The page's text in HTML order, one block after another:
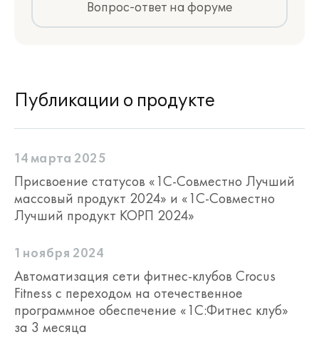
Вопрос-ответ на форуме
Публикации о продукте
14 марта 2025
Присвоение статусов «1С-Совместно Лучший
массовый продукт 2024» и «1С-Совместно
Лучший продукт КОРП 2024»
1 ноября 2024
Автоматизация сети фитнес-клубов Crocus
Fitness с переходом на отечественное
программное обеспечение «1С:Фитнес клуб»
за 3 месяца